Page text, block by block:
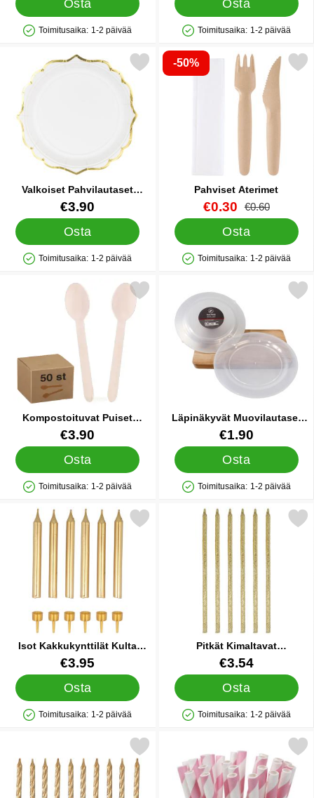
Osta
Saatavuus: Varastossa
Toimitusaika: 1-2 päivää
Osta
Saatavuus: Varastossa
Toimitusaika: 1-2 päivää
Valkoiset Pahvilautaset
Kultareunaiset
Tuote.nro 41439
€3.90
Osta
Saatavuus: Varastossa
Toimitusaika: 1-2 päivää
valkoiset Pahvilautaset Kultareunaiset suosikiksi
-50%
Pahviset Aterimet
Tuote.nro 32904
uusi hinta
€0.30 vanha hinta
€0.60
Osta
Saatavuus: Varastossa
Toimitusaika: 1-2 päivää
Merkitse pahviset
Kompostoituvat Puiset
Lusikat 50-pakkaus
Tuote.nro 35145
€3.90
Osta
Saatavuus: Varastossa
Toimitusaika: 1-2 päivää
kompostoituvat Puiset Lusikat 50-pakkaus suosikiksi
Läpinäkyvät Muovilautaset
22,5 cm 4 kpl
Tuote.nro 90862
€1.90
Osta
Saatavuus: Varastossa
Toimitusaika: 1-2 päivää
Merkitse läpinäkyvät
Isot Kakkukynttilät Kulta
Metallic
Tuote.nro 84013
€3.95
Osta
Saatavuus: Varastossa
Toimitusaika: 1-2 päivää
Merkitse isot Kakkukynttilät Kulta Metallic suosikiksi
Pitkät Kimaltavat
Kakkukynttilät Kulta
Tuote.nro 84018
€3.54
Osta
Saatavuus: Varastossa
Toimitusaika: 1-2 päivää
Merkitse pitkät Kimaltavat
Merkitse kakkukynttilät Spiraali Kulta suosikiksi
Merkitse pinkkiraitaiset